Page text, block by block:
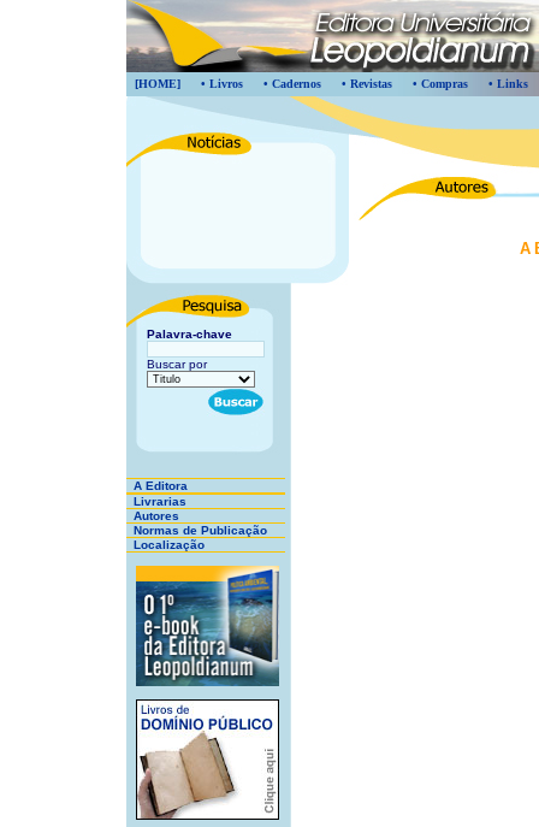
[HOME] • Livros • Cadernos • Revistas • Compras • Links
Palavra-chave
Buscar por
A Editora
Livrarias
Autores
Normas de Publicação
Localização
A